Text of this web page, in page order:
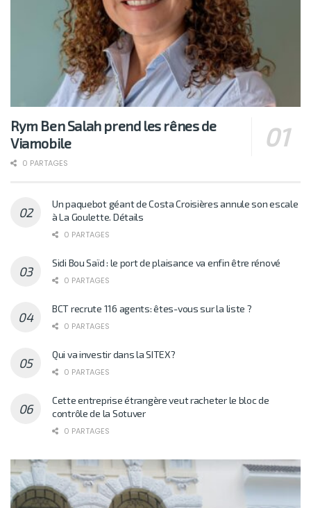
Rym Ben Salah prend les rênes de
Viamobile
0 PARTAGES
Un paquebot géant de Costa Croisières annule son escale
à La Goulette. Détails
0 PARTAGES
Sidi Bou Saïd : le port de plaisance va enfin être rénové
0 PARTAGES
BCT recrute 116 agents: êtes-vous sur la liste ?
0 PARTAGES
Qui va investir dans la SITEX?
0 PARTAGES
Cette entreprise étrangère veut racheter le bloc de
contrôle de la Sotuver
0 PARTAGES